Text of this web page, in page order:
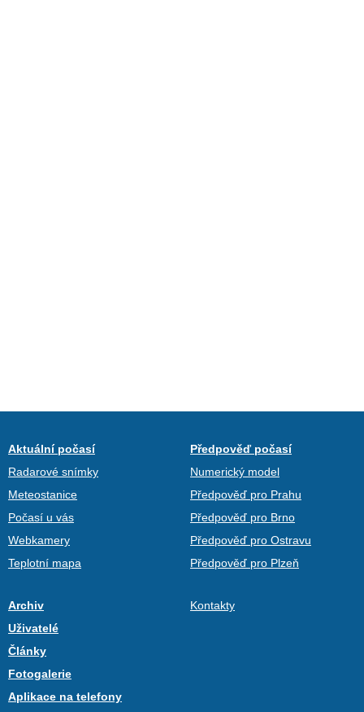
Aktuální počasí
Radarové snímky
Meteostanice
Počasí u vás
Webkamery
Teplotní mapa
Předpověď počasí
Numerický model
Předpověď pro Prahu
Předpověď pro Brno
Předpověď pro Ostravu
Předpověď pro Plzeň
Archiv
Uživatelé
Články
Fotogalerie
Aplikace na telefony
Kontakty